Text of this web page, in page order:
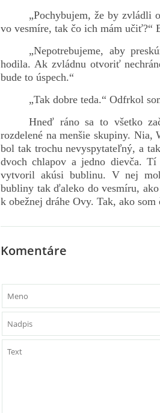
„Pochybujem, že by zvládli
vo vesmíre, tak čo ich mám učiť?“
„Nepotrebujeme, aby
hodila. Ak zvládnu otvoriť
bude to úspech.“
„Tak dobre teda.“ Odfrkol
Hneď ráno sa to všetko
rozdelené na menšie skupiny.
bol tak trochu nevyspytateľný, a
dvoch chlapov a jedno dievča.
vytvoril akúsi bublinu. V nej
bubliny tak ďaleko do vesmíru,
k obežnej dráhe Ovy. Tak, ako
Komentáre